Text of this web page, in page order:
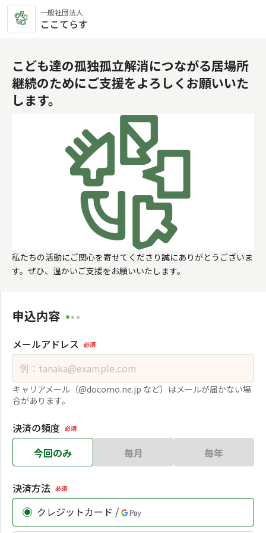
一般社団法人
ここてらす
こども達の孤独孤立解消につながる居場所
継続のためにご支援をよろしくお願いいた
します。
私たちの活動にご関心を寄せてくださり誠にありがとうございま
す。ぜひ、温かいご支援をお願いいたします。
申込内容
メールアドレス 必須
キャリアメール（@docomo.ne.jp など）はメールが届かない場
合があります。
決済の頻度 必須
今回のみ 毎月 毎年
決済方法 必須
クレジットカード /